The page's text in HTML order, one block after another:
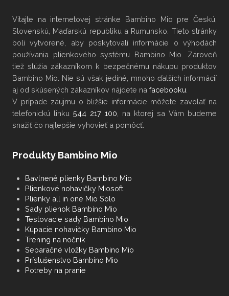
Vitajte na internetovej stránke Bambino Mio pre Českú,
Slovenskú, Maďarskú republiku a Rumunsko. Tieto stránky
boli vytvorené, aby poskytovali informácie o výhodách
používania plienkového systému Bambino Mio. Zároveň
tiež slúžia zákazníkom k bezpečnému nákupu produktov
Bambino Mio. Nie sú však jediné, mnoho ďalších informácií
aj od skúsených zákazníkov nájdete na facebooku
V prípade záujmu o bližšie informácie môžete zavolať na
telefonickú linku 544 217 100 , na ktorej sa Vám budeme
snažiť čo najlepšie vyhovieť a pomôcť.
Produkty Bambino Mio
Bavlnené plienky Bambino Mio
Plienkové nohavičky Miosoft
Plienky all in one Mio Solo
Sady plienok Bambino Mio
Testovacie sady Bambino Mio
Kúpacie nohavičky Bambino Mio
Tréning na nočník
Separačné vložky Bambino Mio
Príslušenstvo Bambino Mio
Potreby na pranie